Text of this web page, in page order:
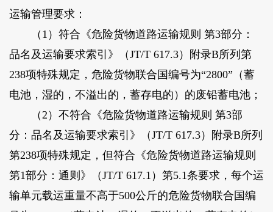
运输管理要求：
（1）符合《危险货物道路运输规则 第3部分：
品名及运输要求索引》（JT/T 617.3）附录B所列第
238项特殊规定，危险货物联合国编号为“2800”（蓄
电池，湿的，不溢出的，蓄存电的）的废铅蓄电池；
（2）不符合《危险货物道路运输规则 第3部
分：品名及运输要求索引》（JT/T 617.3）附录B所列
第238项特殊规定，但符合《危险货物道路运输规则
第1部分：通则》（JT/T 617.1）第5.1条要求，每个运
输单元载运重量不高于500公斤的危险货物联合国编